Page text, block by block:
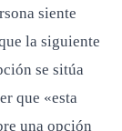
siente
la siguiente
se sitúa
que «esta
una opción